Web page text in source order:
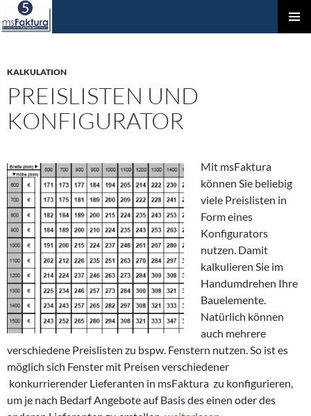
ZUM
KALKULATION
PREISLISTEN UND
KONFIGURATOR
Mit msFaktura
können Sie beliebig
viele Preislisten in
Form eines
Konfigurators
nutzen. Damit
kalkulieren Sie im
Handumdrehen Ihre
Bauelemente.
Natürlich können
auch mehrere
verschiedene Preislisten zu bspw. Fenstern nutzen. So ist es
möglich sich Fenster mit Preisen verschiedener
konkurrierender Lieferanten in msFaktura zu konfigurieren,
um je nach Bedarf Angebote auf Basis des einen oder des